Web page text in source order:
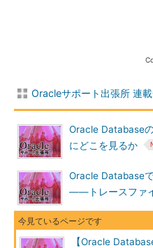
（2
てい
cannot allocate new log
オン
して
発す
マン
・ア
→初期
Oracleサポート出張所 連
Oracle Database
にどこを見るか
Oracle Database
――トレースファ
【Oracle